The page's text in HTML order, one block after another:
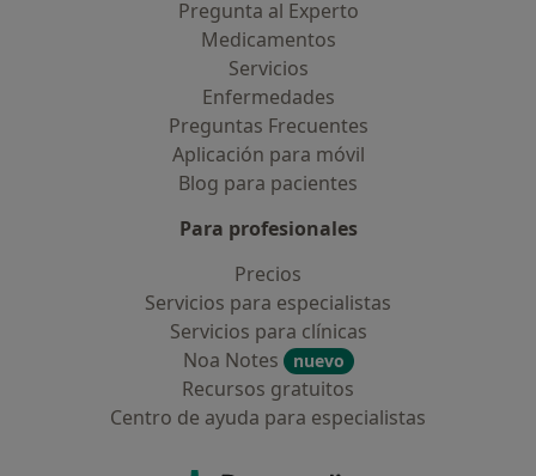
Pregunta al Experto
Medicamentos
Servicios
Enfermedades
Preguntas Frecuentes
Aplicación para móvil
Blog para pacientes
Para profesionales
Precios
Servicios para especialistas
Servicios para clínicas
Noa Notes
nuevo
Recursos gratuitos
Centro de ayuda para especialistas